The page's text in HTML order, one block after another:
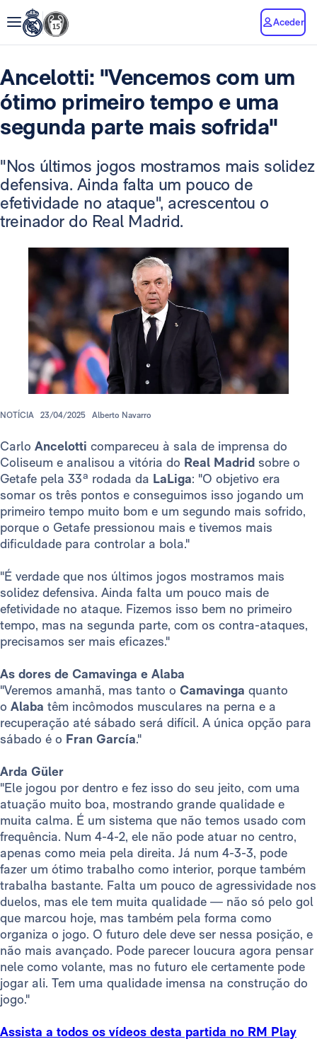
Aceder
Ancelotti: "Vencemos com um
ótimo primeiro tempo e uma
segunda parte mais sofrida"
"Nos últimos jogos mostramos mais solidez
defensiva. Ainda falta um pouco de
efetividade no ataque", acrescentou o
treinador do Real Madrid.
NOTÍCIA 23/04/2025 Alberto Navarro
Carlo Ancelotti compareceu à sala de imprensa do
Coliseum e analisou a vitória do Real Madrid sobre o
Getafe pela 33ª rodada da LaLiga: "O objetivo era
somar os três pontos e conseguimos isso jogando um
primeiro tempo muito bom e um segundo mais sofrido,
porque o Getafe pressionou mais e tivemos mais
dificuldade para controlar a bola."
"É verdade que nos últimos jogos mostramos mais
solidez defensiva. Ainda falta um pouco mais de
efetividade no ataque. Fizemos isso bem no primeiro
tempo, mas na segunda parte, com os contra-ataques,
precisamos ser mais eficazes."
As dores de Camavinga e Alaba
"Veremos amanhã, mas tanto o Camavinga quanto
o Alaba têm incômodos musculares na perna e a
recuperação até sábado será difícil. A única opção para
sábado é o Fran García."
Arda Güler
"Ele jogou por dentro e fez isso do seu jeito, com uma
atuação muito boa, mostrando grande qualidade e
muita calma. É um sistema que não temos usado com
frequência. Num 4-4-2, ele não pode atuar no centro,
apenas como meia pela direita. Já num 4-3-3, pode
fazer um ótimo trabalho como interior, porque também
trabalha bastante. Falta um pouco de agressividade nos
duelos, mas ele tem muita qualidade — não só pelo gol
que marcou hoje, mas também pela forma como
organiza o jogo. O futuro dele deve ser nessa posição, e
não mais avançado. Pode parecer loucura agora pensar
nele como volante, mas no futuro ele certamente pode
jogar ali. Tem uma qualidade imensa na construção do
jogo."
Assista a todos os vídeos desta partida no RM Play​